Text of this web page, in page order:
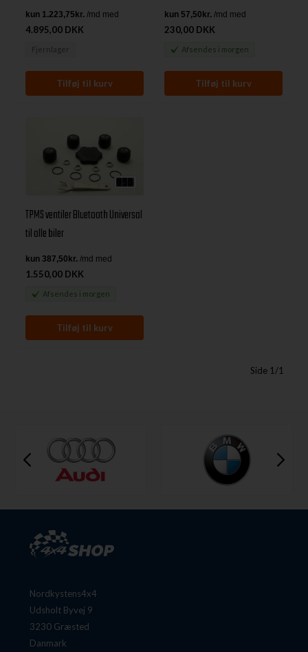
4.895,00 DKK
Fjernlager
230,00 DKK
Afsendes i morgen
TPMS ventiler Bluetooth Universal
til alle biler
1.550,00 DKK
Afsendes i morgen
Side 1/1
Nordkystens4x4
Udsholt Byvej 9
3230 Græsted
Danmark